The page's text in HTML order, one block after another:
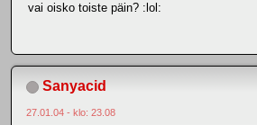
vai oisko toiste päin? :lol:
Sanyacid
27.01.04 - klo: 23.08